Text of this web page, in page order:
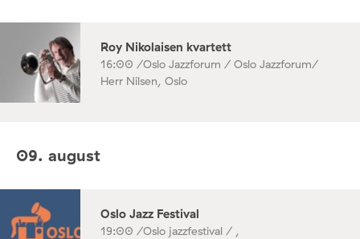
Roy Nikolaisen kvartett
16:00 /Oslo Jazzforum / Oslo Jazzforum/
Herr Nilsen, Oslo
09. august
Oslo Jazz Festival
19:00 /Oslo jazzfestival / ,